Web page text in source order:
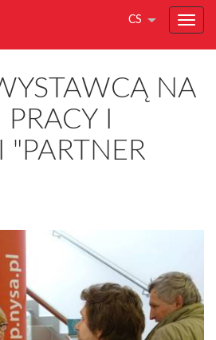
CS
NA
I
"PARTNER